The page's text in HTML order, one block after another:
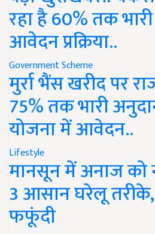
रहा है 60% तक
आवेदन प्रक्रिया..
Government Scheme
मुर्रा भैंस खरीद पर
75% तक भारी
योजना में आवेदन..
Lifestyle
मानसून में अनाज
3 आसान घरेलू
फफूंदी